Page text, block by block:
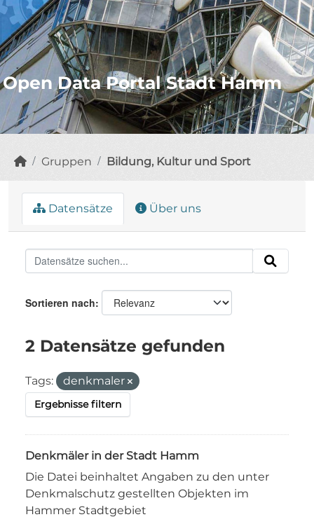
Open Data Portal Stadt Hamm
Gruppen Bildung, Kultur und Sport
Datensätze Über uns
Sortieren nach
2 Datensätze gefunden
Tags: denkmaler
Ergebnisse filtern
Denkmäler in der Stadt Hamm
Die Datei beinhaltet Angaben zu den unter
Denkmalschutz gestellten Objekten im
Hammer Stadtgebiet